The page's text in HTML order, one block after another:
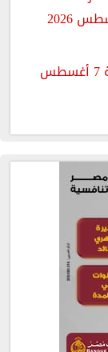
مواقيت الصلاة اليوم الجمعة 7 أغسطس